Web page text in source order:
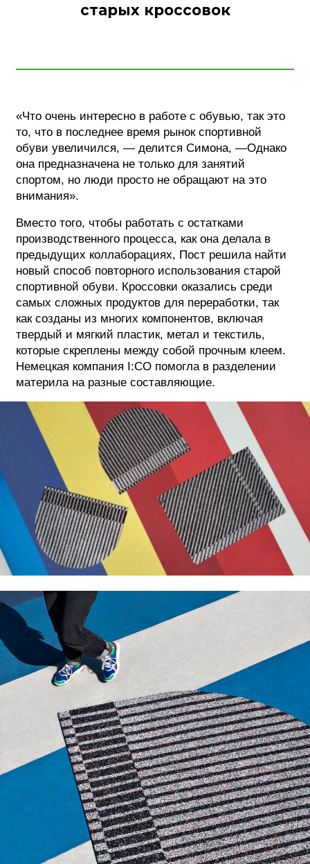
старых кроссовок
«Что очень интересно в работе с обувью, так это
то, что в последнее время рынок спортивной
обуви увеличился, — делится Симона, —Однако
она предназначена не только для занятий
спортом, но люди просто не обращают на это
внимания».
Вместо того, чтобы работать с остатками
производственного процесса, как она делала в
предыдущих коллаборациях, Пост решила найти
новый способ повторного использования старой
спортивной обуви. Кроссовки оказались среди
самых сложных продуктов для переработки, так
как созданы из многих компонентов, включая
твердый и мягкий пластик, метал и текстиль,
которые скреплены между собой прочным клеем.
Немецкая компания I:CO помогла в разделении
материла на разные составляющие.